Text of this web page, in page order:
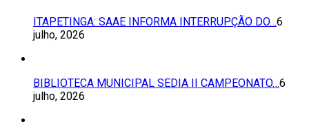
ITAPETINGA: SAAE INFORMA INTERRUPÇÃO DO…6
julho, 2026
BIBLIOTECA MUNICIPAL SEDIA II CAMPEONATO…6
julho, 2026